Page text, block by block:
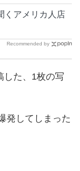
くアメリカ人店
Recommended by
した、1枚の写
発してしまった